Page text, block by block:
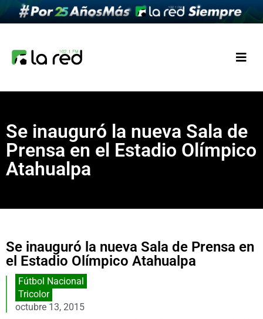
Se inauguró la nueva Sala de
Prensa en el Estadio Olímpico
Atahualpa
Se inauguró la nueva Sala de Prensa en
el Estadio Olímpico Atahualpa
Fútbol Nacional
Tricolor
octubre 13, 2015